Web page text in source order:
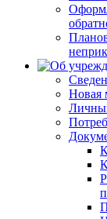
Новая